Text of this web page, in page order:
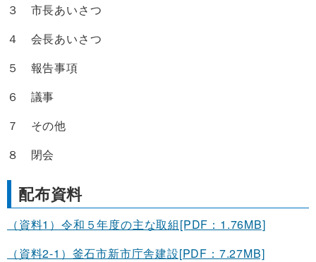
３ 市長あいさつ
４ 会長あいさつ
５ 報告事項
６ 議事
７ その他
８ 閉会
配布資料
（資料1）令和５年度の主な取組[PDF：1.76MB]
（資料2-1）釜石市新市庁舎建設[PDF：7.27MB]